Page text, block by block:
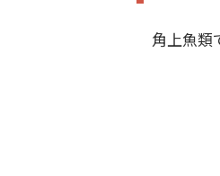
角上魚類